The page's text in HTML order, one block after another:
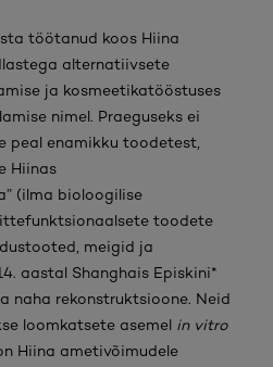
töötanud koos Hiina
alternatiivsete
ja kosmeetikatööstuses
nimel. Praeguseks ei
peal enamikku toodetest,
Hiinas
(ilma bioloogilise
toodete
meigid ja
aastal Shanghais Episkini*
naha rekonstruktsioone. Neid
loomkatsete asemel in vitro
Hiina ametivõimudele